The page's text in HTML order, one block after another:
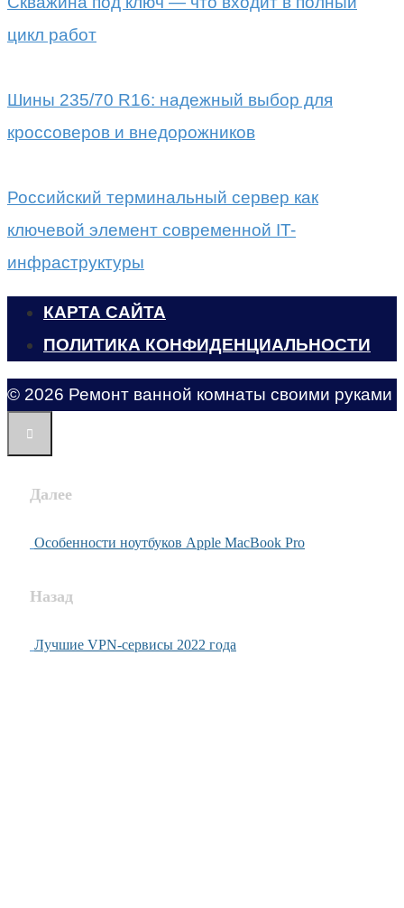
цикл работ
Шины 235/70 R16: надежный выбор для
кроссоверов и внедорожников
Российский терминальный сервер как
ключевой элемент современной IT-
инфраструктуры
КАРТА САЙТА
ПОЛИТИКА КОНФИДЕНЦИАЛЬНОСТИ
© 2026 Ремонт ванной комнаты своими руками
Далее
Особенности ноутбуков Apple MacBook Pro
Назад
Лучшие VPN-сервисы 2022 года